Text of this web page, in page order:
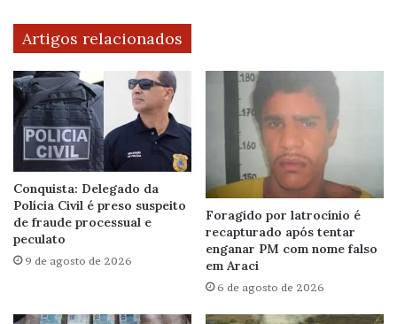
Artigos relacionados
Conquista: Delegado da
Polícia Civil é preso suspeito
de fraude processual e
peculato
9 de agosto de 2026
Foragido por latrocínio é
recapturado após tentar
enganar PM com nome falso
em Araci
6 de agosto de 2026